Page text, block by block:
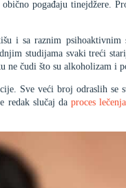
pogađaju tinejdžere.
i sa raznim psihoaktivnim
studijama svaki treći
čudi što su alkoholizam i
Sve veći broj odraslih se
redak slučaj daproces